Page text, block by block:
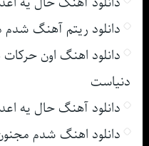
دانلود ریتم آهنگ
دانلود اهنگ اون
دنیاست
دانلود آهنگ حال یه
دانلود اهنگ شدم